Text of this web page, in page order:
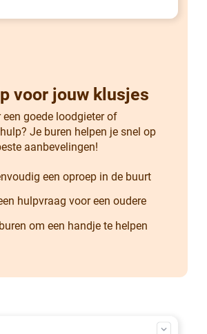
voor jouw klusjes
een goede loodgieter of
Je buren helpen je snel op
aanbevelingen!
een oproep in de buurt
hulpvraag voor een oudere
om een handje te helpen